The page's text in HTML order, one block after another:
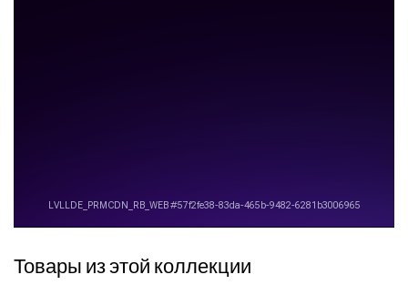
Товары из этой коллекции